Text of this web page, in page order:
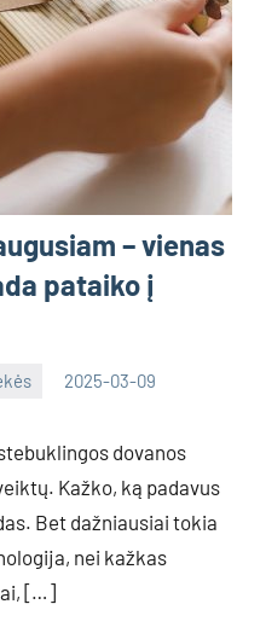
– vienas
pataiko į
2025-03-09
dovanos
Kažko, ką padavus
Bet dažniausiai tokia
nei kažkas
[…]